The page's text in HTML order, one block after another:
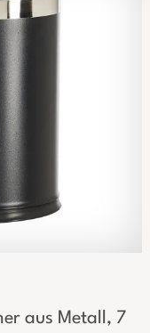
aus Metall, 7